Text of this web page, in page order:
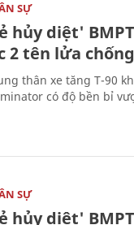
SỰ
hủy diệt'
2 tên lửa
thân xe tăng T-90
có độ bền bỉ
SỰ
hủy diệt'